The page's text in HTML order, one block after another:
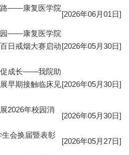
路——康复医学院
[2026年06月01日]
园——康复医学院
日戒烟大赛启动[2026年05月30日]
促成长——我院助
早期接触临床见[2026年05月30日]
2026年校园消
[2026年05月30日]
会换届暨表彰
[2026年05月27日]